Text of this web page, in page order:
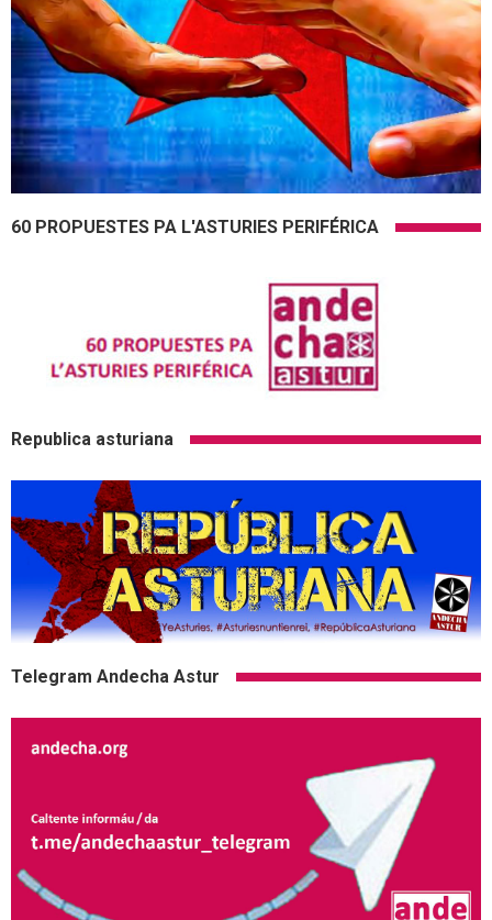
60 PROPUESTES PA L'ASTURIES PERIFÉRICA
Republica asturiana
Telegram Andecha Astur